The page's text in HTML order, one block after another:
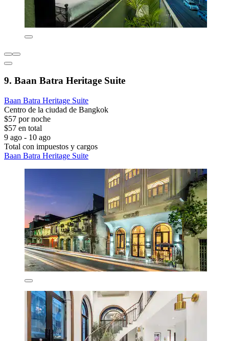
9. Baan Batra Heritage Suite
Baan Batra Heritage Suite
Centro de la ciudad de Bangkok
$57 por noche
$57 en total
9 ago - 10 ago
Total con impuestos y cargos
Baan Batra Heritage Suite